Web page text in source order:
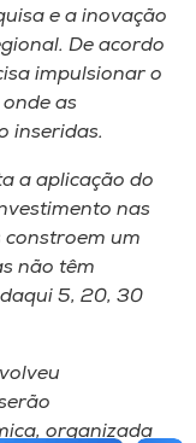
e a inovação
De acordo
impulsionar o
as
inseridas.
a aplicação do
nas
constroem um
não têm
5, 20, 30
organizada